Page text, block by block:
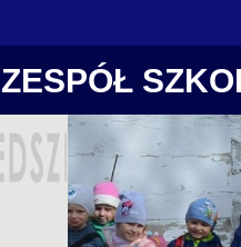
ZESPÓŁ